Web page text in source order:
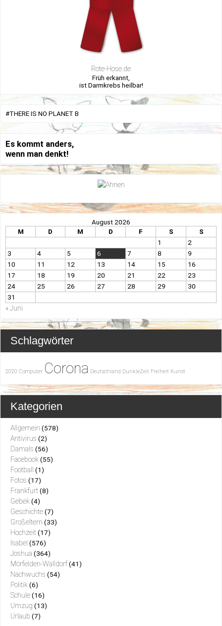
Rote-Hose.de
Früh erkannt,
ist Darmkrebs heilbar!
#THERE IS NO PLANET B
Es kommt anders,
wenn man denkt!
August 2026
M
D M D F S
S
1
2
3
4 5 6 7 8
9
10
11 12 13 14 15
16
17
18 19 20 21 22
23
24
25 26 27 28 29
30
31
« Juni
Schlagwörter
2020 Computer Corona Deutschland DunkleZeit Freiheit Kunst
Kategorien
Allgemein (578)
Antivirus (2)
Damals (56)
Facebook (55)
Football (1)
Fotos (17)
Frankfurt (8)
Gebek (4)
Geschichte (7)
Großeltern (33)
Hochzeit (17)
Isabel (576)
Joshua (364)
Mörfelden-Walldorf (41)
Nachwuchs (54)
Politik (6)
Schule (16)
Umzug (13)
Urlaub (7)